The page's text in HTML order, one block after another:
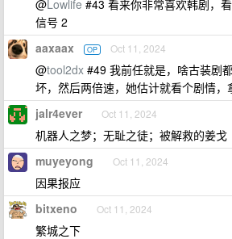
@Lowlife #43 看来你非常喜欢韩剧，
信号 2
aaxaax OP Oct 11, 2024
@tool2dx #49 我前任就是，啥古装剧
坏，然后两倍速，她估计就看个剧情，
jalr4ever Oct 11, 2024
机器人之梦；无耻之徒；被解救的姜戈
muyeyong Oct 11, 2024
因果报应
bitxeno Oct 11, 2024
繁城之下